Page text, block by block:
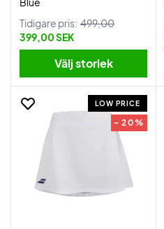
Tidigare pris: 499,00
399,00 SEK
Välj storlek
LOW PRICE
- 20%